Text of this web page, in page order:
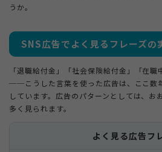
うか。
SNS広告でよく見るフレーズの
「退職給付金」「社会保険給付金」「在職
──こうした言葉を使った広告は、ここ数
しています。広告のパターンとしては、お
多く見られます。
よく見る広告フ